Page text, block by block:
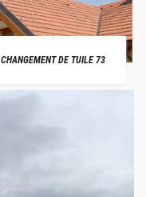
CHANGEMENT DE TUILE 73